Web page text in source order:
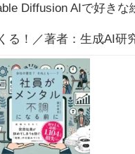
Diffusion AIで好きな
る！／著者：生成AI研